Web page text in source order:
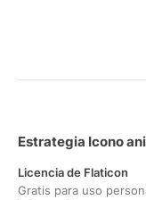
Estrategia Icono
Licencia de Flaticon
Gratis para uso